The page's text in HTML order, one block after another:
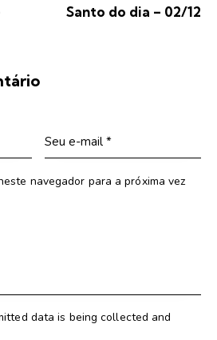
Santo do dia – 02/12
navegador para a próxima vez
data is being collected and